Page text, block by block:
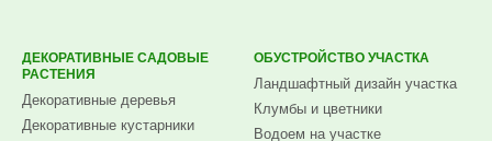
ДЕКОРАТИВНЫЕ САДОВЫЕ
РАСТЕНИЯ
Декоративные деревья
Декоративные кустарники
ОБУСТРОЙСТВО УЧАСТКА
Ландшафтный дизайн участка
Клумбы и цветники
Водоем на участке